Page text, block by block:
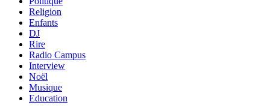
Religion
Enfants
DJ
Rire
Radio Campus
Interview
Noël
Musique
Education